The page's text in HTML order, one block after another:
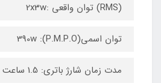
(RMS) توان واقعی :2x3w
توان اسمی(P.M.P.O): 390w
مدت زمان شارژ باتری: 1.5 ساعت